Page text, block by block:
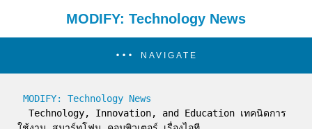
MODIFY: Technology News
NAVIGATE
MODIFY: Technology News